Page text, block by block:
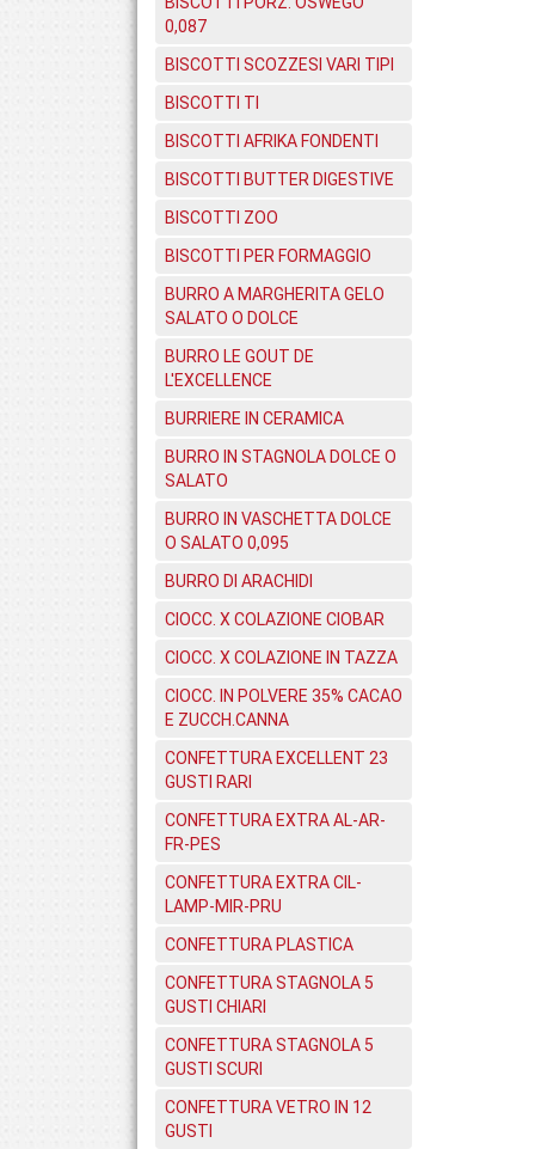
0,087
BISCOTTI SCOZZESI VARI TIPI
BISCOTTI TI
BISCOTTI AFRIKA FONDENTI
BISCOTTI BUTTER DIGESTIVE
BISCOTTI ZOO
BISCOTTI PER FORMAGGIO
BURRO A MARGHERITA GELO
SALATO O DOLCE
BURRO LE GOUT DE
L'EXCELLENCE
BURRIERE IN CERAMICA
BURRO IN STAGNOLA DOLCE O
SALATO
BURRO IN VASCHETTA DOLCE
O SALATO 0,095
BURRO DI ARACHIDI
CIOCC. X COLAZIONE CIOBAR
CIOCC. X COLAZIONE IN TAZZA
CIOCC. IN POLVERE 35% CACAO
E ZUCCH.CANNA
CONFETTURA EXCELLENT 23
GUSTI RARI
CONFETTURA EXTRA AL-AR-
FR-PES
CONFETTURA EXTRA CIL-
LAMP-MIR-PRU
CONFETTURA PLASTICA
CONFETTURA STAGNOLA 5
GUSTI CHIARI
CONFETTURA STAGNOLA 5
GUSTI SCURI
CONFETTURA VETRO IN 12
GUSTI